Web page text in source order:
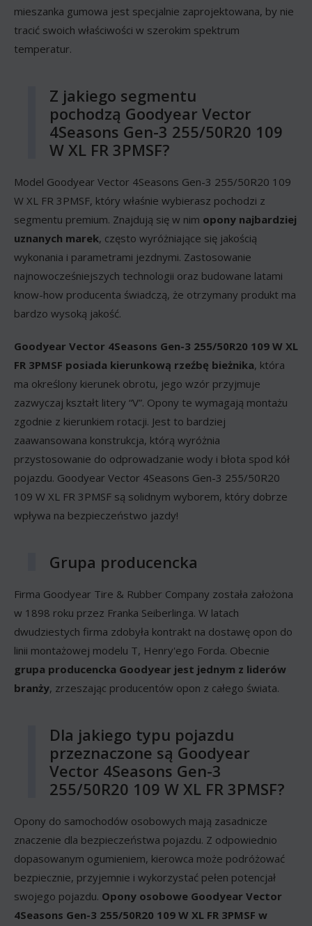
mieszanka gumowa jest specjalnie zaprojektowana, by nie
tracić swoich właściwości w szerokim spektrum
temperatur.
Z jakiego segmentu
pochodzą Goodyear Vector
4Seasons Gen-3 255/50R20 109
W XL FR 3PMSF?
Model Goodyear Vector 4Seasons Gen-3 255/50R20 109
W XL FR 3PMSF, który właśnie wybierasz pochodzi z
segmentu premium. Znajdują się w nim opony najbardziej
uznanych marek, często wyróżniające się jakością
wykonania i parametrami jezdnymi. Zastosowanie
najnowocześniejszych technologii oraz budowane latami
know-how producenta świadczą, że otrzymany produkt ma
bardzo wysoką jakość.
Goodyear Vector 4Seasons Gen-3 255/50R20 109 W XL
FR 3PMSF posiada kierunkową rzeźbę bieżnika, która
ma określony kierunek obrotu, jego wzór przyjmuje
zazwyczaj kształt litery “V”. Opony te wymagają montażu
zgodnie z kierunkiem rotacji. Jest to bardziej
zaawansowana konstrukcja, którą wyróżnia
przystosowanie do odprowadzanie wody i błota spod kół
pojazdu. Goodyear Vector 4Seasons Gen-3 255/50R20
109 W XL FR 3PMSF są solidnym wyborem, który dobrze
wpływa na bezpieczeństwo jazdy!
Grupa producencka
Firma Goodyear Tire & Rubber Company została założona
w 1898 roku przez Franka Seiberlinga. W latach
dwudziestych firma zdobyła kontrakt na dostawę opon do
linii montażowej modelu T, Henry'ego Forda. Obecnie
grupa producencka Goodyear jest jednym z liderów
branży, zrzeszając producentów opon z całego świata.
Dla jakiego typu pojazdu
przeznaczone są Goodyear
Vector 4Seasons Gen-3
255/50R20 109 W XL FR 3PMSF?
Opony do samochodów osobowych mają zasadnicze
znaczenie dla bezpieczeństwa pojazdu. Z odpowiednio
dopasowanym ogumieniem, kierowca może podróżować
bezpiecznie, przyjemnie i wykorzystać pełen potencjał
swojego pojazdu. Opony osobowe Goodyear Vector
4Seasons Gen-3 255/50R20 109 W XL FR 3PMSF w